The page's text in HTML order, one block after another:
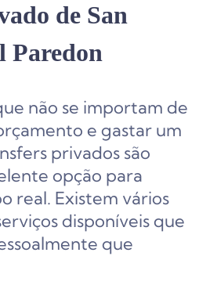
de San
Paredon
não se importam de
e gastar um
privados são
opção para
real. Existem vários
disponíveis que
que